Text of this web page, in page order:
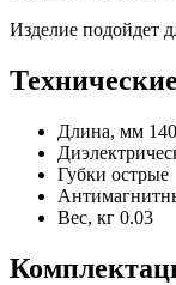
Изделие подойдет
Длина, мм 140
Губки острые
Вес, кг 0.03